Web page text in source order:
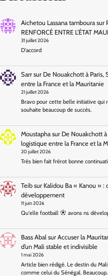
Aichetou Lassana tambourasur
RENFORCÉ ENTRE L’ÉTAT
31 juillet 2026
D'accord
Sarrsur De Nouakchott à Paris,
entre la France et la Mauritanie
21 juillet 2026
Bravo pour cette belle initiative qui
souhaite beaucoup de succès.
Moustaphasur De Nouakchott
logistique entre la France et la
20 juillet 2026
Très bien fait frérot bonne
Teibsur Kalidou Ba « Kanou »
développement
11 juin 2026
Qu'elle football avons ns
Bass Abal sur Accuser la
d’un Mali stable et indivisible
1 mai 2026
Article bien rédigé. Le destin du
comme celui du Sénégal.